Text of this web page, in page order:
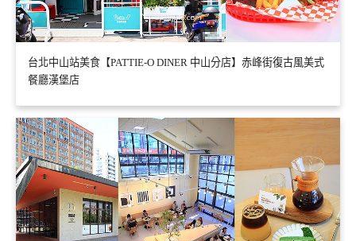
台北中山站美食【PATTIE-O DINER 中山分店】赤峰街復古風美式
餐廳漢堡店